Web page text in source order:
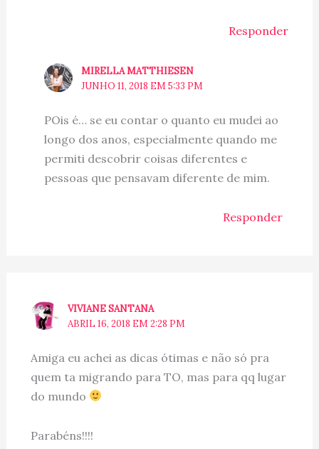
Responder
MIRELLA MATTHIESEN
JUNHO 11, 2018 EM 5:33 PM
POis é… se eu contar o quanto eu mudei ao
longo dos anos, especialmente quando me
permiti descobrir coisas diferentes e
pessoas que pensavam diferente de mim.
Responder
VIVIANE SANTANA
ABRIL 16, 2018 EM 2:28 PM
Amiga eu achei as dicas ótimas e não só pra
quem ta migrando para TO, mas para qq lugar
do mundo
Parabéns!!!!